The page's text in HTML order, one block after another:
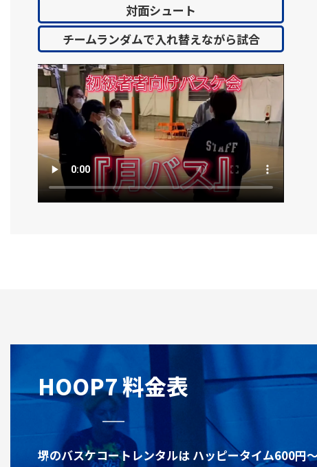
対面シュート
チームランダムで入れ替えながら試合
HOOP7 料金表
堺のバスケコートレンタルは ハッピータイム600円